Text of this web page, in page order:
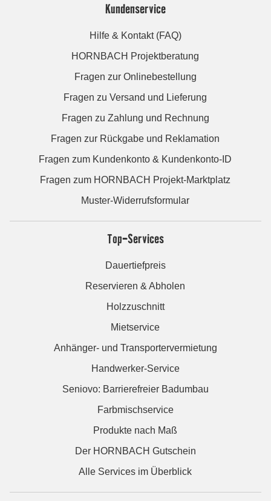
Kundenservice
Hilfe & Kontakt (FAQ)
HORNBACH Projektberatung
Fragen zur Onlinebestellung
Fragen zu Versand und Lieferung
Fragen zu Zahlung und Rechnung
Fragen zur Rückgabe und Reklamation
Fragen zum Kundenkonto & Kundenkonto-ID
Fragen zum HORNBACH Projekt-Marktplatz
Muster-Widerrufsformular
Top-Services
Dauertiefpreis
Reservieren & Abholen
Holzzuschnitt
Mietservice
Anhänger- und Transportervermietung
Handwerker-Service
Seniovo: Barrierefreier Badumbau
Farbmischservice
Produkte nach Maß
Der HORNBACH Gutschein
Alle Services im Überblick